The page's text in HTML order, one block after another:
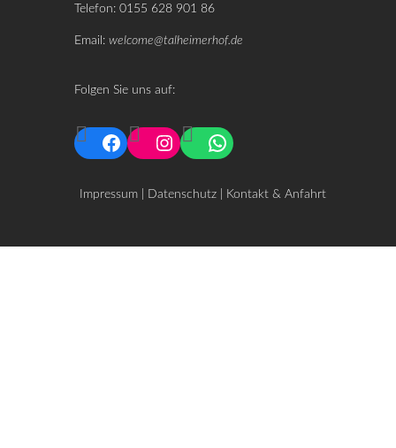
Telefon: 0155 628 901 86
Email: welcome@talheimerhof.de
Folgen Sie uns auf:
FacebookInstagramWhatsApp
Impressum| Datenschutz| Kontakt & Anfahrt